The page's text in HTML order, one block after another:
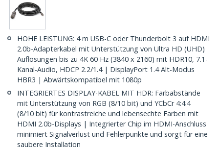
HOHE LEISTUNG: 4 m USB-C oder Thunderbolt 3 auf HDMI
2.0b-Adapterkabel mit Unterstützung von Ultra HD (UHD)
Auflösungen bis zu 4K 60 Hz (3840 x 2160) mit HDR10, 7.1-
Kanal-Audio, HDCP 2.2/1.4 | DisplayPort 1.4 Alt-Modus
HBR3 | Abwärtskompatibel mit 1080p
INTEGRIERTES DISPLAY-KABEL MIT HDR: Farbabstände
mit Unterstützung von RGB (8/10 bit) und YCbCr 4:4:4
(8/10 bit) für kontrastreiche und lebensechte Farben mit
HDMI 2.0b-Displays | Integrierter Chip im HDMI-Anschluss
minimiert Signalverlust und Fehlerpunkte und sorgt für eine
saubere Installation